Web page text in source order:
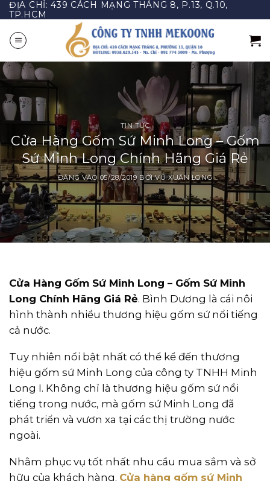
Bỏ
qua
nội
dung
ĐỊA CHỈ: 439 CÁCH MẠNG THÁNG 8, P.13, Q.10,
TP.HCM
TIN TỨC
Cửa Hàng Gốm Sứ Minh Long – Gốm
Sứ Minh Long Chính Hãng Giá Rẻ
ĐĂNG VÀO05/28/2019 BỞIVŨ XUÂN LONG
Cửa Hàng Gốm Sứ Minh Long – Gốm Sứ Minh
Long Chính Hãng Giá Rẻ. Bình Dương là cái nôi
hình thành nhiều thương hiệu gốm sứ nổi tiếng
cả nước.
Tuy nhiên nổi bật nhất có thể kể đến thương
hiệu gốm sứ Minh Long của công ty TNHH Minh
Long I. Không chỉ là thương hiệu gốm sứ nổi
tiếng trong nước, mà gốm sứ Minh Long đã
phát triển và vươn xa tại các thị trường nước
ngoài.
Nhằm phục vụ tốt nhất nhu cầu mua sắm và sở
hữu của khách hàng. Cửa hàng gốm sứ Minh